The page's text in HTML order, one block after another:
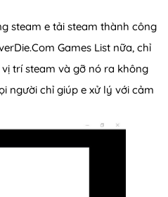
steam e tải steam thành công
Games List nữa, chỉ
trí steam và gỡ nó ra không
người chỉ giúp e xử lý với cảm